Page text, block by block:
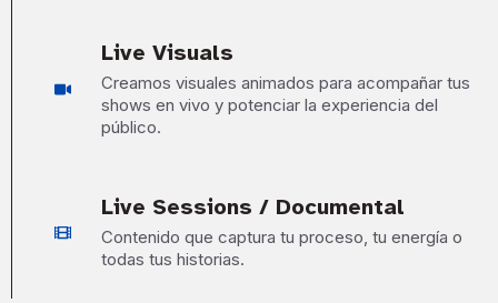
Live Visuals
Creamos visuales animados para acompañar tus
shows en vivo y potenciar la experiencia del
público.
Live Sessions / Documental
Contenido que captura tu proceso, tu energía o
todas tus historias.